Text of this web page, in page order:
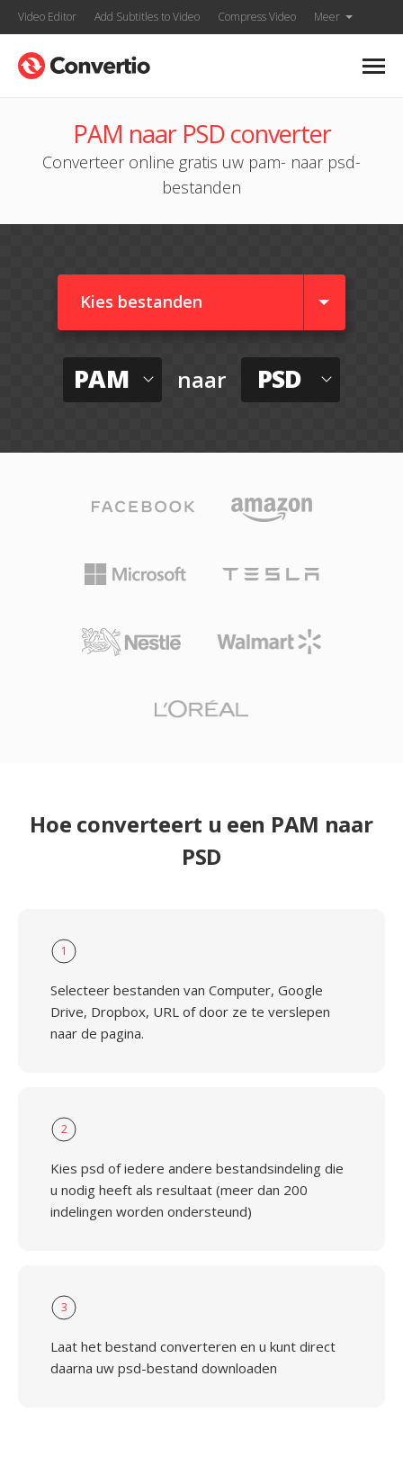
Video Editor Add Subtitles to Video Compress Video Meer
PAM naar PSD converter
Converteer online gratis uw pam- naar psd-
bestanden
Kies bestanden
PAM naar PSD
Hoe converteert u een PAM naar
PSD
1
Selecteer bestanden van Computer, Google
Drive, Dropbox, URL of door ze te verslepen
naar de pagina.
2
Kies psd of iedere andere bestandsindeling die
u nodig heeft als resultaat (meer dan 200
indelingen worden ondersteund)
3
Laat het bestand converteren en u kunt direct
daarna uw psd-bestand downloaden